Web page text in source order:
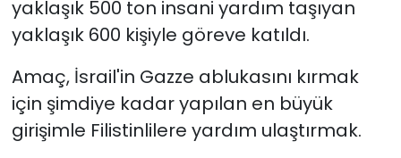
yaklaşık 500 ton insani yardım taşıyan
yaklaşık 600 kişiyle göreve katıldı.
Amaç, İsrail'in Gazze ablukasını kırmak
için şimdiye kadar yapılan en büyük
girişimle Filistinlilere yardım ulaştırmak.